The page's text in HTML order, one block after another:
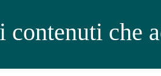
contenuti che